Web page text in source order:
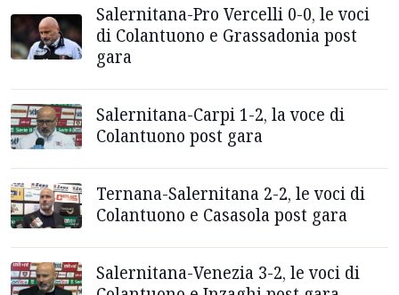
Salernitana-Pro Vercelli 0-0, le voci
di Colantuono e Grassadonia post
gara
Salernitana-Carpi 1-2, la voce di
Colantuono post gara
Ternana-Salernitana 2-2, le voci di
Colantuono e Casasola post gara
Salernitana-Venezia 3-2, le voci di